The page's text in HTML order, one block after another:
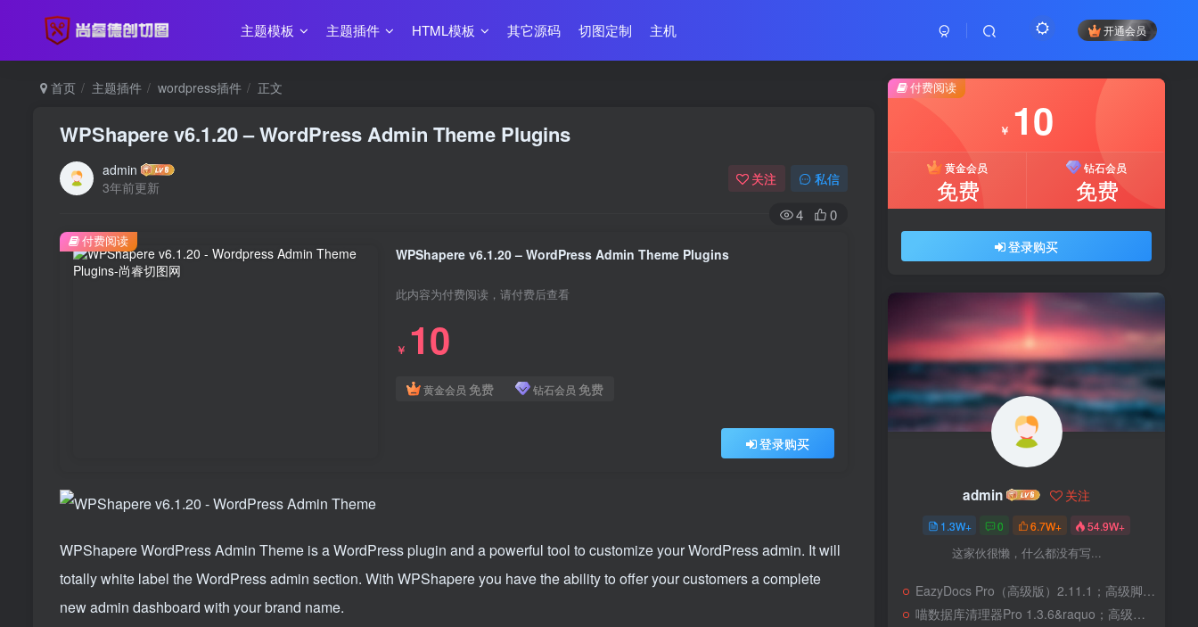
主题模板 主题插件 HTML模板 其它源码 切图定制 主机 开通会员
首页 主题插件 wordpress插件 正文
WPShapere v6.1.20 – WordPress Admin Theme Plugins
admin
3年前更新
关注 私信
4 0
WPShapere v6.1.20 – WordPress Admin Theme Plugins
此内容为付费阅读，请付费后查看
￥ 10
黄金会员 免费 钻石会员 免费
登录购买
付费阅读
WPShapere WordPress Admin Theme is a WordPress plugin and a powerful tool to customize your WordPress admin. It will
totally white label the WordPress admin section. With WPShapere you have the ability to offer your customers a complete
new admin dashboard with your brand name.
付费阅读
￥ 10
黄金会员
免费
钻石会员
免费
登录购买
admin 关注
1.3W+ 0 6.7W+ 54.9W+
这家伙很懒，什么都没有写...
EazyDocs Pro（高级版）2.11.1；高级脚本、插件和；移动
喵数据库清理器Pro 1.3.6&raquo；高级脚本、插件和；移动